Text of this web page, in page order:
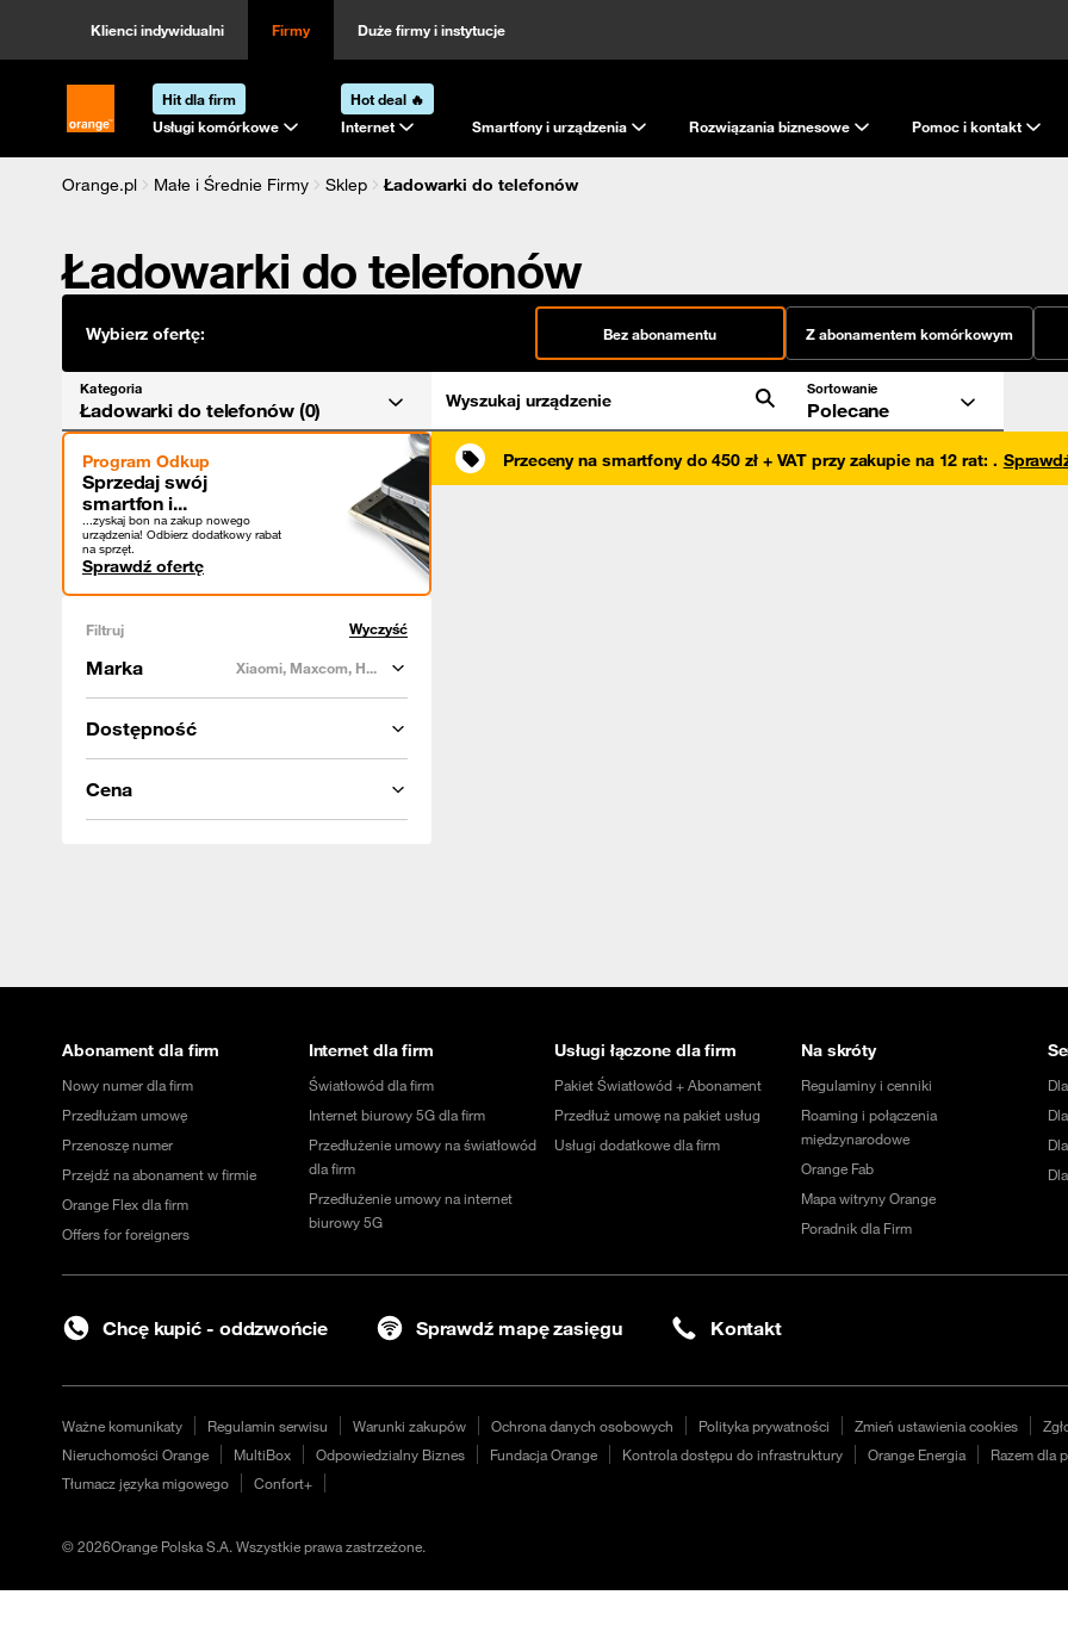
Klienci indywidualni Firmy Duże firmy i instytucje
Strona główna Orange.pl
Hit dla firm
Usługi komórkowe
Hot deal 🔥
Internet
Smartfony i urządzenia Rozwiązania biznesowe Pomoc i kontakt
Orange.pl Małe i Średnie Firmy Sklep
Ładowarki do telefonów
Ładowarki do telefonów
Wybierz ofertę: Bez abonamentu Z abonamentem komórkowym
Kategoria
Ładowarki do telefonów (0) Wyszukaj urządzenie
Sortowanie
Polecane
Program Odkup
Sprzedaj swój
smartfon i...
...zyskaj bon na zakup nowego
urządzenia! Odbierz dodatkowy rabat
na sprzęt.
Sprawdź ofertę
Filtruj Wyczyść
Marka Xiaomi, Maxcom, H...
Dostępność
Cena
Przeceny na smartfony do 450 zł + VAT przy zakupie na 12 rat: .
Abonament dla firm
Nowy numer dla firm
Przedłużam umowę
Przenoszę numer
Przejdź na abonament w firmie
Orange Flex dla firm
Offers for foreigners
Internet dla firm
Światłowód dla firm
Internet biurowy 5G dla firm
Przedłużenie umowy na światłowód
dla firm
Przedłużenie umowy na internet
biurowy 5G
Usługi łączone dla firm
Pakiet Światłowód + Abonament
Przedłuż umowę na pakiet usług
Usługi dodatkowe dla firm
Na skróty
Regulaminy i cenniki
Roaming i połączenia
międzynarodowe
Orange Fab
Mapa witryny Orange
Poradnik dla Firm
Chcę kupić - oddzwońcie Sprawdź mapę zasięgu Kontakt
Ważne komunikaty Regulamin serwisu Warunki zakupów Ochrona danych osobowych Polityka prywatności Zmień ustawienia cookies
Nieruchomości Orange
MultiBox Odpowiedzialny Biznes Fundacja Orange Kontrola dostępu do infrastruktury Orange Energia Razem dla
Tłumacz języka migowego
Confort+
©2026Orange Polska S.A. Wszystkie prawa zastrzeżone.